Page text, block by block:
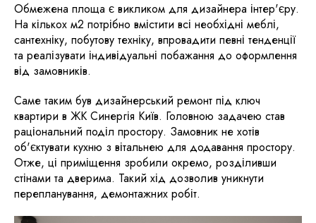
Обмежена площа є викликом для дизайнера інтер'єру.
На кількох м2 потрібно вмістити всі необхідні меблі,
сантехніку, побутову техніку, впровадити певні тенденції
та реалізувати індивідуальні побажання до оформлення
від замовників.
Саме таким був дизайнерський ремонт під ключ
квартири в ЖК Синергія Київ. Головною задачею став
раціональний поділ простору. Замовник не хотів
об'єктувати кухню з вітальнею для додавання простору.
Отже, ці приміщення зробили окремо, розділивши
стінами та дверима. Такий хід дозволив уникнути
перепланування, демонтажних робіт.